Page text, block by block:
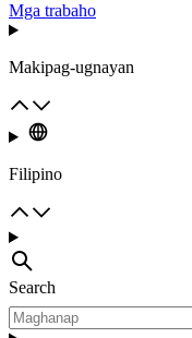
Mga trabaho
Makipag-ugnayan
Filipino
Search